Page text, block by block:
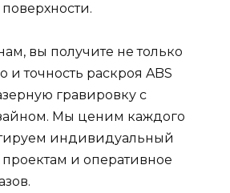
вы получите не только
и точность раскроя ABS
гравировку с
Мы ценим каждого
индивидуальный
и оперативное